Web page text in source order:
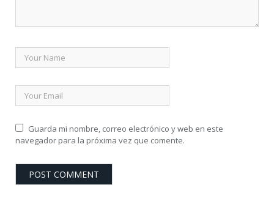
Guarda mi nombre, correo electrónico y web en este
navegador para la próxima vez que comente.